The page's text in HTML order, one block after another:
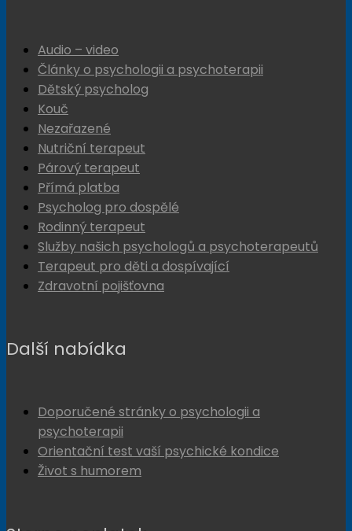
Audio – video
Články o psychologii a psychoterapii
Dětský psycholog
Kouč
Nezařazené
Nutriční terapeut
Párový terapeut
Přímá platba
Psycholog pro dospělé
Rodinný terapeut
Služby našich psychologů a psychoterapeutů
Terapeut pro děti a dospívající
Zdravotní pojišťovna
Další nabídka
Doporučené stránky o psychologii a
psychoterapii
Orientační test vaší psychické kondice
Život s humorem